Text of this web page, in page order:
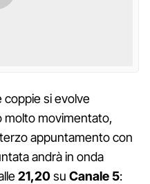
coppie si evolve
molto movimentato,
appuntamento con
andrà in onda
21,20su Canale 5: